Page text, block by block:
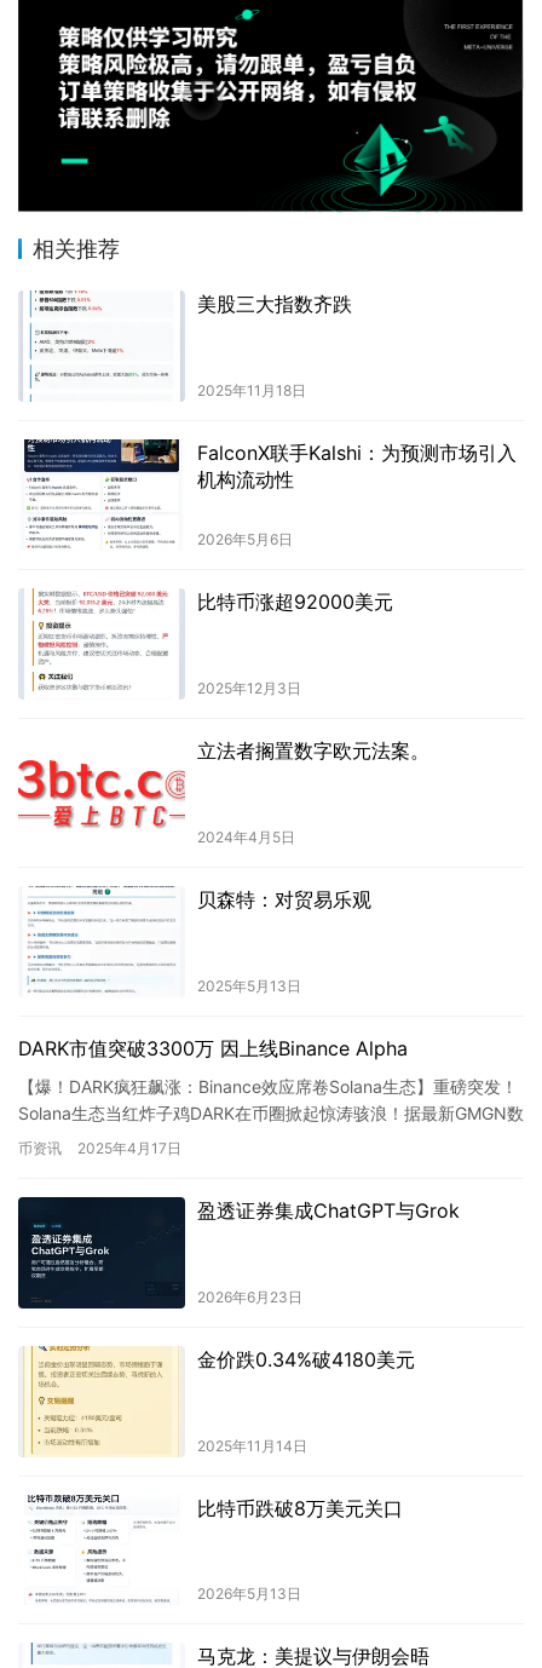
相关推荐
美股三大指数齐跌
2025年11月18日
FalconX联手Kalshi：为预测市场引入
机构流动性
2026年5月6日
比特币涨超92000美元
2025年12月3日
立法者搁置数字欧元法案。
2024年4月5日
贝森特：对贸易乐观
2025年5月13日
DARK市值突破3300万 因上线Binance Alpha
【爆！DARK疯狂飙涨：Binance效应席卷Solana生态】重磅突发！
Solana生态当红炸子鸡DARK在币圈掀起惊涛骇浪！据最新GMGN数
据显示，在刚刚爆出上线Binance…
币资讯 2025年4月17日
盈透证券集成ChatGPT与Grok
2026年6月23日
金价跌0.34%破4180美元
2025年11月14日
比特币跌破8万美元关口
2026年5月13日
马克龙：美提议与伊朗会晤